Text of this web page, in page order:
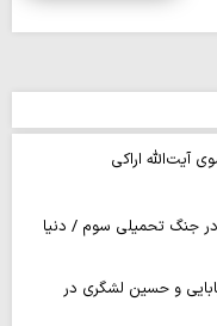
آیت‌الله اراکی
جنگ تحمیلی سوم / دنیا
و حسین لشگری در